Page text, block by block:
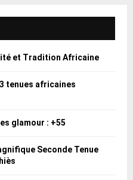
et Tradition Africaine
tenues africaines
glamour : +55
Seconde Tenue